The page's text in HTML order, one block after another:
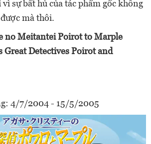
vì sự bất hủ của tác phẩm gốc không
mà thôi.
no Meitantei Poirot to Marple
Great Detectives Poirot and
4/7/2004 - 15/5/2005